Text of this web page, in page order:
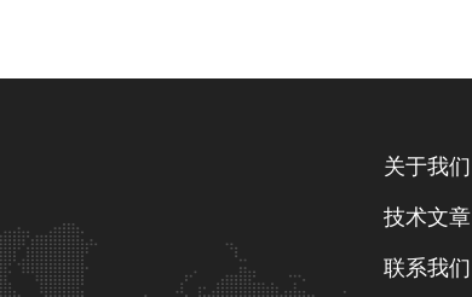
关于我们
技术文章
联系我们